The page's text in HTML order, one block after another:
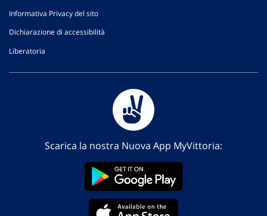
Informativa Privacy del sito
Dichiarazione di accessibilità
Liberatoria
Scarica la nostra Nuova App MyVittoria: